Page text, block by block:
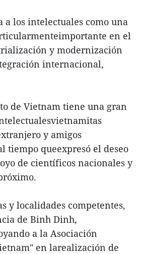
los intelectuales como una
en el
y modernización
internacional,
de Vietnam tiene una gran
y amigos
tiempo queexpresó el deseo
de científicos nacionales y
y localidades competentes,
de Binh Dinh,
a la Asociación
en larealización de